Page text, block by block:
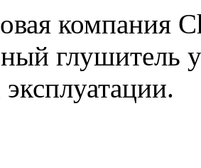
компания
глушитель
эксплуатации.